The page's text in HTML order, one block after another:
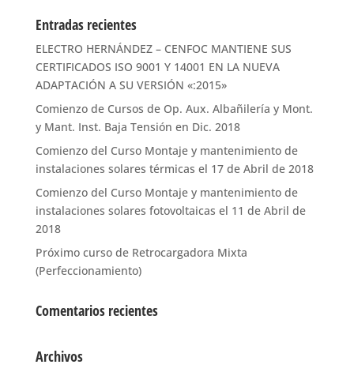
Entradas recientes
ELECTRO HERNÁNDEZ – CENFOC MANTIENE SUS
CERTIFICADOS ISO 9001 Y 14001 EN LA NUEVA
ADAPTACIÓN A SU VERSIÓN «:2015»
Comienzo de Cursos de Op. Aux. Albañilería y Mont.
y Mant. Inst. Baja Tensión en Dic. 2018
Comienzo del Curso Montaje y mantenimiento de
instalaciones solares térmicas el 17 de Abril de 2018
Comienzo del Curso Montaje y mantenimiento de
instalaciones solares fotovoltaicas el 11 de Abril de
2018
Próximo curso de Retrocargadora Mixta
(Perfeccionamiento)
Comentarios recientes
Archivos